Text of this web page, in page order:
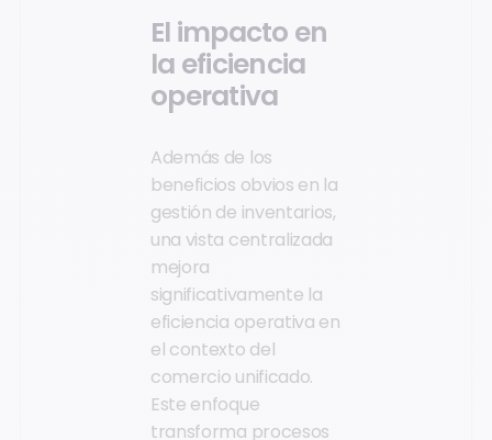
El impacto en
la eficiencia
operativa
Además de los
beneficios obvios en la
gestión de inventarios,
una vista centralizada
mejora
significativamente la
eficiencia operativa en
el contexto del
comercio unificado.
Este enfoque
transforma procesos